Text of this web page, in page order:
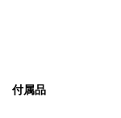
付属品